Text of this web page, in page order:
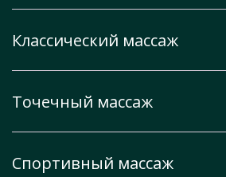
Классический массаж
Общий классический
обработки спины (20
Точечный массаж
Спортивный массаж